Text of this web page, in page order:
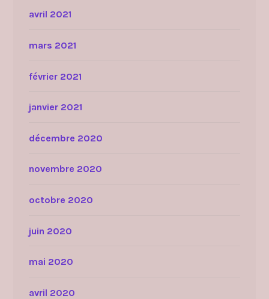
avril 2021
mars 2021
février 2021
janvier 2021
décembre 2020
novembre 2020
octobre 2020
juin 2020
mai 2020
avril 2020